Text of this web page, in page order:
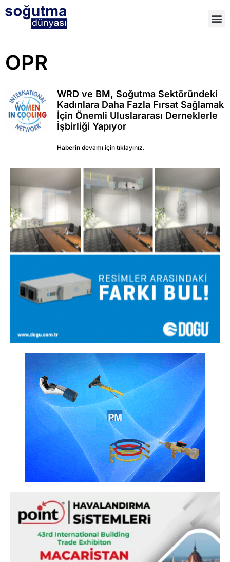
OPR
WRD ve BM, Soğutma Sektöründeki
Kadınlara Daha Fazla Fırsat Sağlamak
İçin Önemli Uluslararası Derneklerle
İşbirliği Yapıyor
Haberin devamı için tıklayınız.